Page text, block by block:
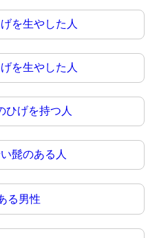
を生やした人
を生やした人
ひげを持つ人
髭のある人
る男性